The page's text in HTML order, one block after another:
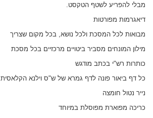
מבלי להפריע לשטף הטקסט.
דיאגרמות מפורטות
מבואות לכל המסכת ולכל נושא, בכל מקום שצריך
מילון המונחים מסביר ביטויים מרכזיים בכל מסכת
כותרות רש"י בכתב מודגש
כל דף ביאור פונה לדף גמרא של ש"ס וילנא הקלאסית
נייר נטול חומצה
כריכה מפוארת מפוסלת במיוחד